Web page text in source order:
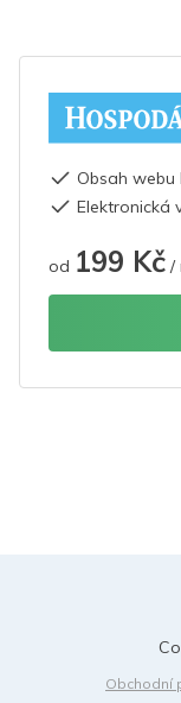
Obsah webu
Elektronická
od 199 Kč /
Obchodní